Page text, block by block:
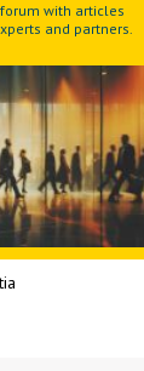
with articles
and partners.